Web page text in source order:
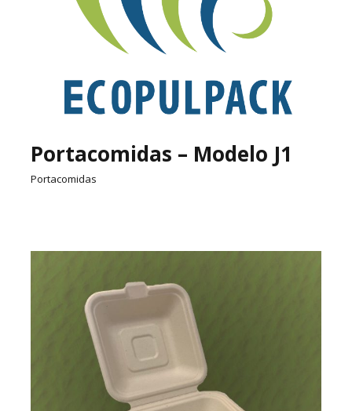
Portacomidas – Modelo J1
Portacomidas